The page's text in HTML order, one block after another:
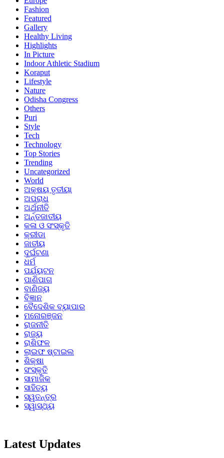
Fashion
Featured
Gallery
Healthy Living
Highlights
In Picture
Indoor Athletic Stadium
Koraput
Lifestyle
Nature
Odisha Congress
Others
Puri
Style
Tech
Technology
Top Stories
Trending
Uncategorized
World
ଅକ୍ଷୟ ତୃତୀୟା
ଅପରାଧ
ଅର୍ଥନୀତି
ଅର୍ନ୍ତଜାତୀୟ
କଳା ଓ ସଂସ୍କୃତି
କ୍ରୀଡା
ଜାତୀୟ
ଦୁର୍ଘଟଣା
ଧର୍ମ
ପର୍ଯ୍ୟଟନ
ପାଣିପାଗ
ବାଣିଜ୍ୟ
ବିଜ୍ଞାନ
ବୈଦେଶିକ ବ୍ୟାପାର
ମନୋରଞ୍ଜନ
ରାଜନୀତି
ରାଜ୍ୟ
ରାଶିଫଳ
ଲାଇଫ ଷ୍ଟାଇଲ
ଶିକ୍ଷା
ସଂସ୍କୃତି
ସାମାଜିକ
ସାହିତ୍ୟ
ସ୍ୱତନ୍ତ୍ର
ସ୍ୱାସ୍ଥ୍ୟ
Latest Updates